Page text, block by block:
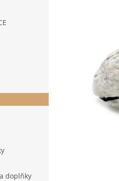
doplňky